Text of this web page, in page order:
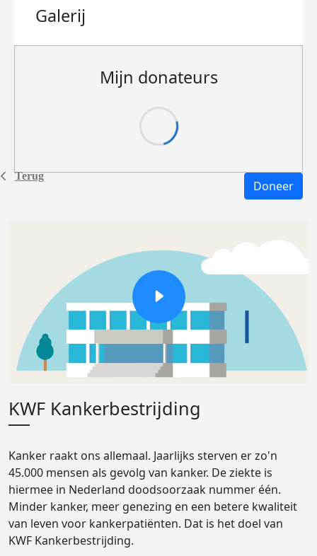
Terug
Galerij
Mijn donateurs
Doneer
KWF Kankerbestrijding
Kanker raakt ons allemaal. Jaarlijks sterven er zo'n
45.000 mensen als gevolg van kanker. De ziekte is
hiermee in Nederland doodsoorzaak nummer één.
Minder kanker, meer genezing en een betere kwaliteit
van leven voor kankerpatiënten. Dat is het doel van
KWF Kankerbestrijding.